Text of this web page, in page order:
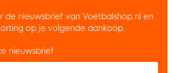
de nieuwsbrief van Voetbalshop.nl en
op je volgende aankoop.
accept the privacy policy to subscribe to
nieuwsbrief